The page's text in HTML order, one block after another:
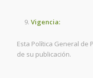
Vigencia:
Esta Política General de
de su publicación.